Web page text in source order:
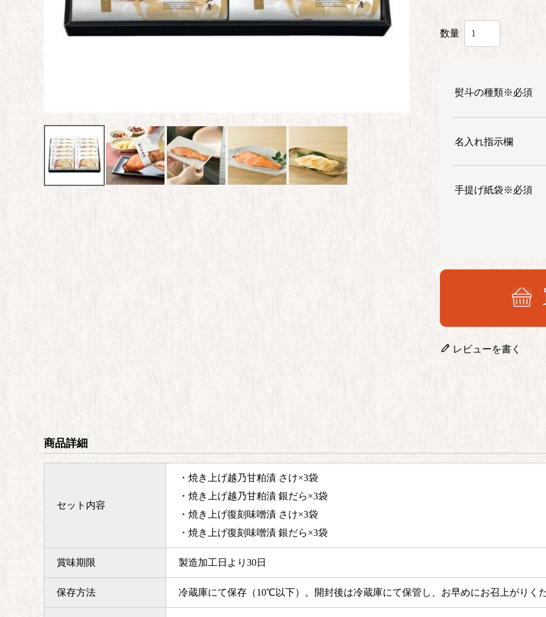
熨斗の種類※必須
名入れ指示欄
手提げ紙袋※必須
レビューを書く
商品詳細
セット内容
・焼き上げ越乃甘粕漬 さけ×3袋
・焼き上げ越乃甘粕漬 銀だら×3袋
・焼き上げ復刻味噌漬 さけ×3袋
・焼き上げ復刻味噌漬 銀だら×3袋
賞味期限 製造加工日より30日
保存方法 冷蔵庫にて保存（10℃以下）。 開封後は冷蔵庫にて保管し、お早めにお召上がりく